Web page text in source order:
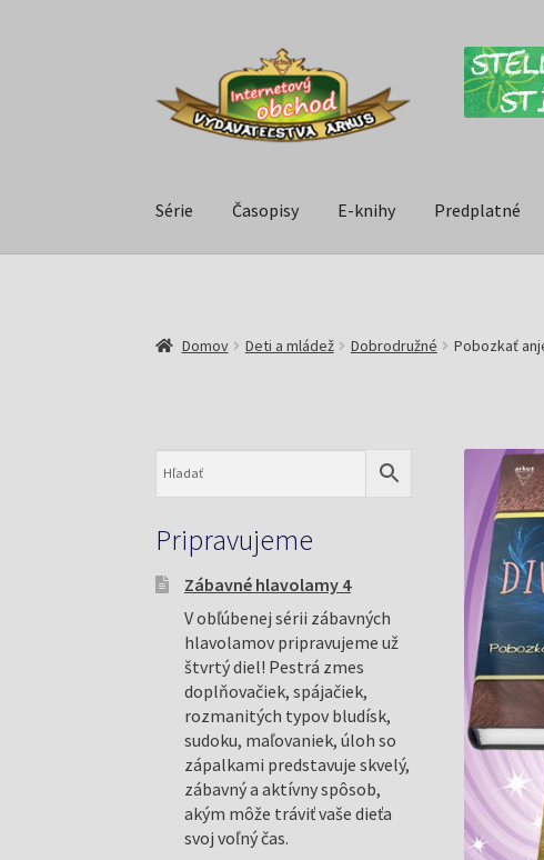
Série Časopisy E-knihy Predplatné
Domov Deti a mládež Dobrodružné Pobozkať
Pripravujeme
Zábavné hlavolamy 4
V obľúbenej sérii zábavných
hlavolamov pripravujeme už
štvrtý diel! Pestrá zmes
doplňovačiek, spájačiek,
rozmanitých typov bludísk,
sudoku, maľovaniek, úloh so
zápalkami predstavuje skvelý,
zábavný a aktívny spôsob,
akým môže tráviť vaše dieťa
svoj voľný čas.